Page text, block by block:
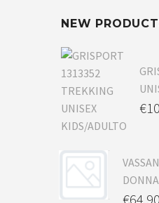
NEW
€
DONNA
€64,90